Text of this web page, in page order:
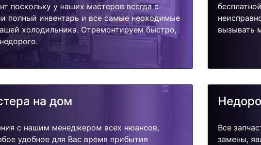
поскольку у наших мастеров всегда с
полный инвентарь и все самые неоходимые
холодильника. Отремонтируем быстро,
вызывать
на дом
с нашим менеджером всех нюансов,
удобное для Вас время прибытия
Все
замены,